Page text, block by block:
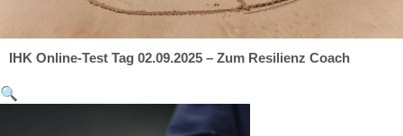
IHK Online-Test Tag 02.09.2025 – Zum Resilienz Coach
🔍